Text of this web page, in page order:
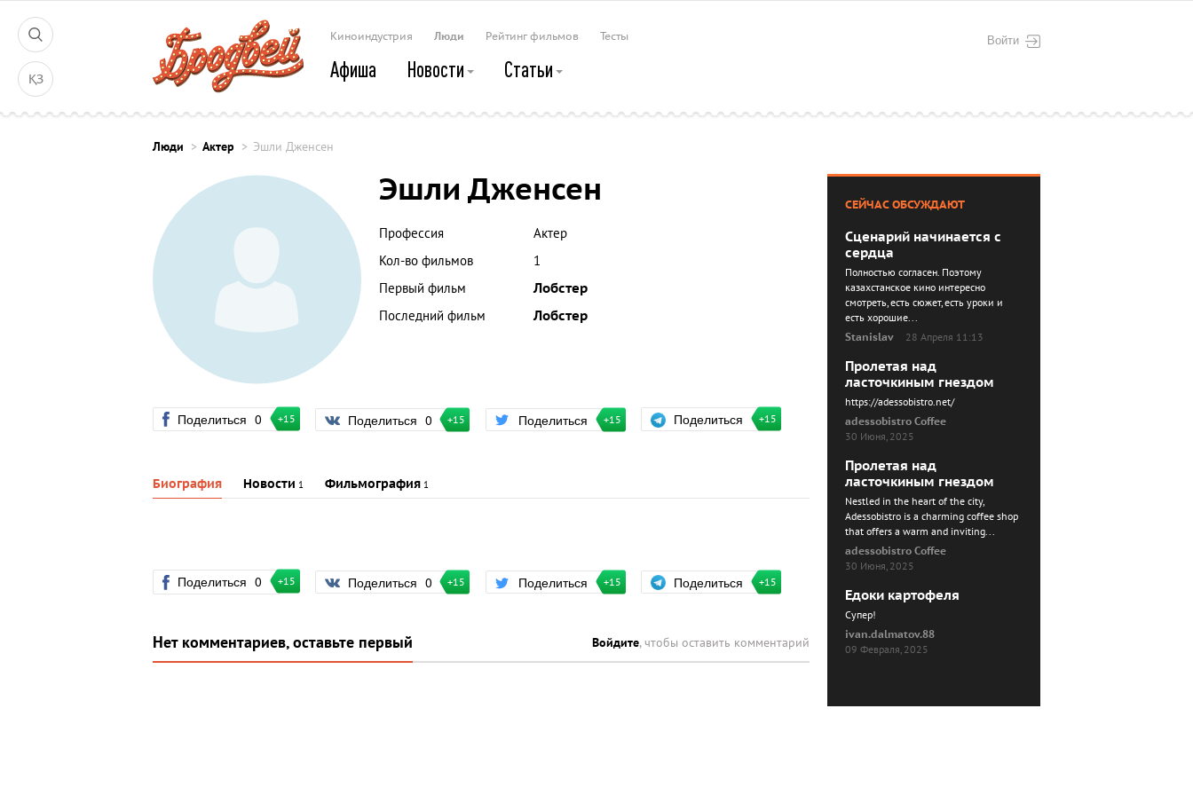
ҚЗ
Войти
Киноиндустрия Люди Рейтинг фильмов Тесты
Афиша Новости Статьи
Люди Актер Эшли Дженсен
Эшли Дженсен
Профессия
Актер
Кол-во фильмов
1
Первый фильм
Лобстер
Последний фильм
Лобстер
Поделиться 0 +15 Поделиться 0 +15 Поделиться +15 Поделиться +15
Биография Новости 1 Фильмография 1
Поделиться 0 +15 Поделиться 0 +15 Поделиться +15 Поделиться +15
Нет комментариев, оставьте первый Войдите, чтобы оставить комментарий
СЕЙЧАС ОБСУЖДАЮТ
Сценарий начинается с
сердца
Полностью согласен. Поэтому
казахстанское кино интересно
смотреть, есть сюжет, есть уроки и
есть хорошие...
Stanislav
28 Апреля 11:13
Пролетая над
ласточкиным гнездом
https://adessobistro.net/
adessobistro Coffee
30 Июня, 2025
Пролетая над
ласточкиным гнездом
Nestled in the heart of the city,
Adessobistro is a charming coffee shop
that offers a warm and inviting...
adessobistro Coffee
30 Июня, 2025
Едоки картофеля
Cупер!
ivan.dalmatov.88
09 Февраля, 2025